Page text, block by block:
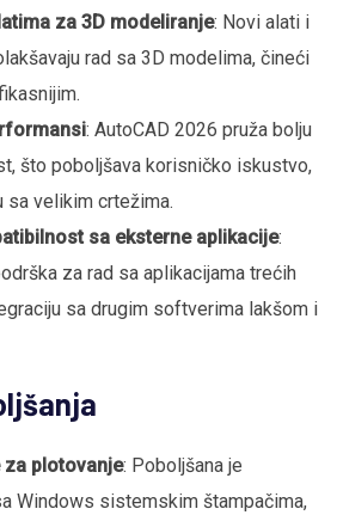
za 3D modeliranje: Novi alati i
rad sa 3D modelima, čineći
: AutoCAD 2026 pruža bolju
što poboljšava korisničko iskustvo,
sa velikim crtežima.
sa eksterne aplikacije:
za rad sa aplikacijama trećih
sa drugim softverima lakšom i
za plotovanje: Poboljšana je
Windows sistemskim štampačima,